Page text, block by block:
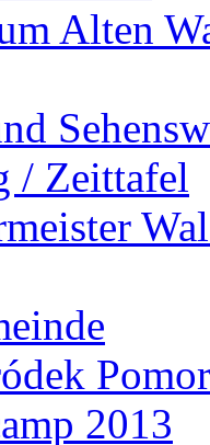
Alten
/ Zeittafel
2013